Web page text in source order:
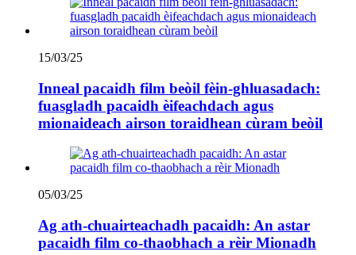
15/03/25
Inneal pacaidh film beòil fèin-ghluasadach:
fuasgladh pacaidh èifeachdach agus
mionaideach airson toraidhean cùram beòil
05/03/25
Ag ath-chuairteachadh pacaidh: An astar
pacaidh film co-thaobhach a rèir Mionadh